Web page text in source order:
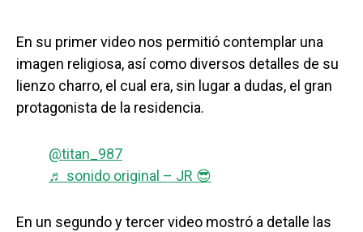
En su primer video nos permitió contemplar una
imagen religiosa, así como diversos detalles de su
lienzo charro, el cual era, sin lugar a dudas, el gran
protagonista de la residencia.
@titan_987
♬ sonido original – JR 😎
En un segundo y tercer video mostró a detalle las